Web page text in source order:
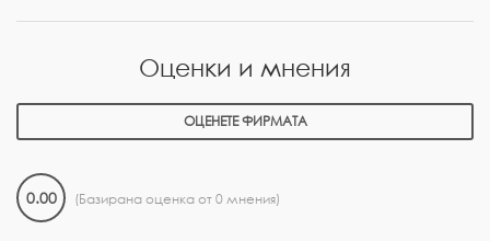
Оценки и мнения
ОЦЕНЕТЕ ФИРМАТА
0.00 (Базирана оценка от 0 мнения)